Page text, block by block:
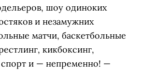
шоу одиноких
и незамужних
матчи, баскетбольные
кикбоксинг,
и — непременно! —